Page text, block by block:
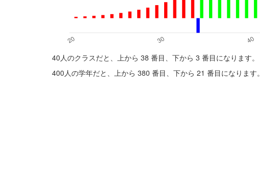
40人のクラスだと、上から 38 番目、下から 3 番目になります。
400人の学年だと、上から 380 番目、下から 21 番目になります。